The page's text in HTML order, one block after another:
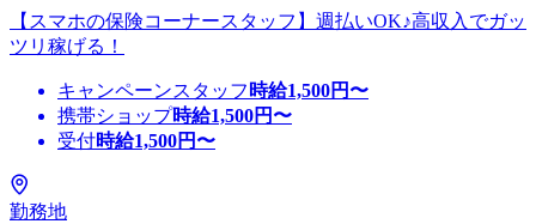
【スマホの保険コーナースタッフ】週払いOK♪高収入でガッ
ツリ稼げる！
キャンペーンスタッフ 時給1,500円〜
携帯ショップ時給1,500円〜
受付時給1,500円〜
勤務地